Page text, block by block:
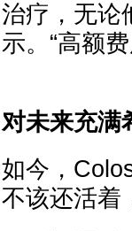
治疗，无论
示。“高额
对未来充满
如今，
不该还活着